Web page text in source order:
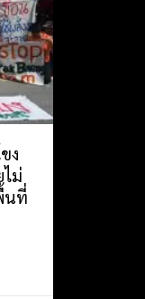
ง
ม่
นที่